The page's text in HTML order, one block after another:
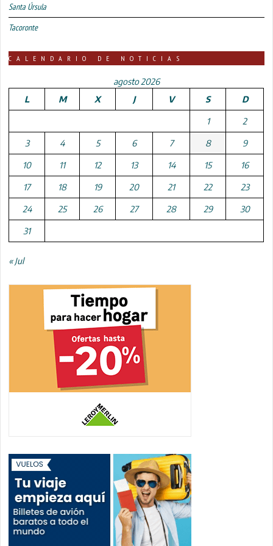
Santa Úrsula
Tacoronte
CALENDARIO DE NOTICIAS
agosto 2026
L
M X J V S D
1 2
3 4 5 6 7 8 9
10 11 12 13 14 15 16
17 18 19 20 21 22 23
24 25 26 27 28 29 30
31
« Jul